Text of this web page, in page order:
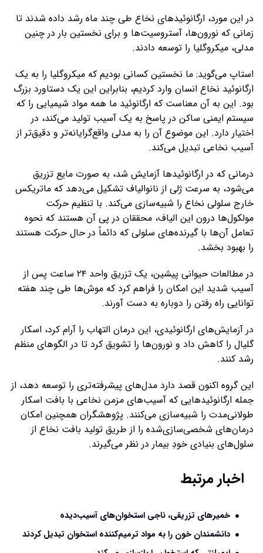
در این مورد، ارگانوئیدهای نخاع طی چند ماه رشد داده شدند تا
زمانی که نورون‌ها، آستروسیت‌ها و برای نخستین بار در چنین
مدلی، میکروگلیا را توسعه دادند.
استاپ می‌گوید: ما نخستین کسانی بودیم که میکروگلیا را به یک
ارگانوئید نخاع انسان وارد کردیم، بنابراین این یک دستاورد بزرگ
بود. این به آن معناست که ارگانوئید ما همه مواد شیمیایی را که
سیستم ایمنی ساکن در پاسخ به یک آسیب تولید می‌کند، در
اختیار دارد. این موضوع آن را به مدلی واقع‌گرایانه‌تر و دقیق‌تر از
آسیب نخاعی تبدیل می‌کند.
درمانی که در ارگانوئیدها آزمایش شد، به صورت مایع تزریق
می‌شود، به ‌سرعت ژلی از نانوالیاف تشکیل می‌دهد که ماتریکس
خارج‌ سلولی نخاع را شبیه‌سازی می‌کند. با تنظیم حرکت
مولکول‌ها درون این الیاف، محققان در پی آن هستند که نحوه
تعامل آن‌ها با گیرنده‌های سلولی که دائماً در حال حرکت هستند
را بهبود بخشد.
در مطالعات حیوانی پیشین، یک تزریق واحد ۲۴ ساعت پس از
آسیب شدید این امکان را فراهم کرد که موش‌ها طی چند هفته
توانایی راه رفتن را دوباره به دست آورند.
در آزمایش‌های ارگانوئیدی، این درمان التهاب را آرام کرد، اسکار
گلیال را کاهش داد و نورون‌ها را تشویق کرد تا در الگوهای منظم
رشد کنند.
این گروه اکنون قصد دارد مدل‌های پیشرفته‌تری را توسعه دهد، از
جمله ارگانوئیدهایی که آسیب‌های مزمن نخاعی با بافت اسکار
طولانی‌مدت را شبیه‌سازی می‌کنند. پژوهشگران همچنین امکان
درمان‌های شخصی‌سازی‌شده را از طریق تولید بافت نخاع از
سلول‌های بنیادی خودِ بیمار در نظر می‌گیرند.
اخبار مرتبط
خمیرهای تزریقی، ناجی استخوان‌های آسیب‌دیده
دانشمندان خون را به مواد ترمیم‌کننده استخوان تبدیل کردند